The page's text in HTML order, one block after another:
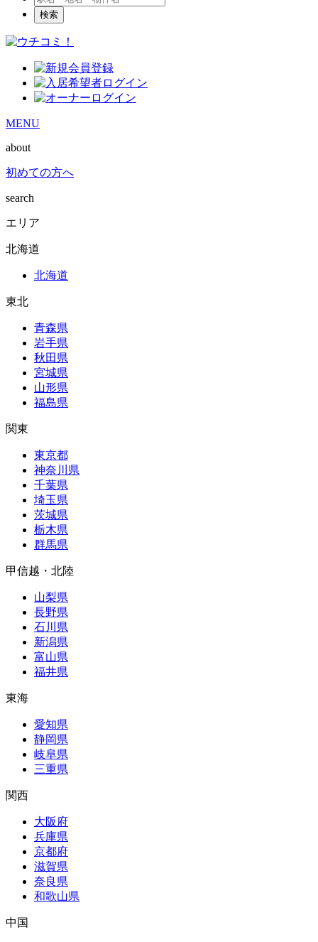
検索
MENU
about
初めての方へ
search
エリア
北海道
北海道
東北
青森県
岩手県
秋田県
宮城県
山形県
福島県
関東
東京都
神奈川県
千葉県
埼玉県
茨城県
栃木県
群馬県
甲信越・北陸
山梨県
長野県
石川県
新潟県
富山県
福井県
東海
愛知県
静岡県
岐阜県
三重県
関西
大阪府
兵庫県
京都府
滋賀県
奈良県
和歌山県
中国